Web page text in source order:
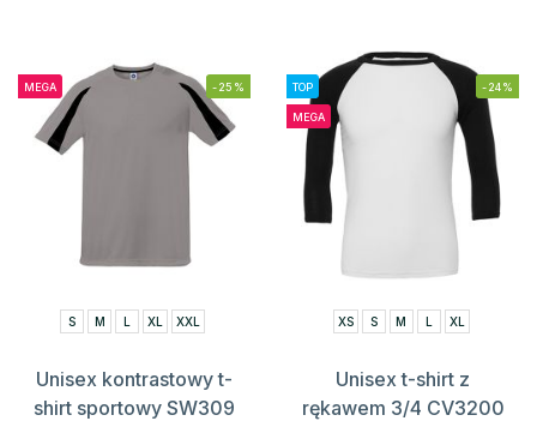
MEGA -25%
S M L XL XXL
Unisex kontrastowy t-
shirt sportowy SW309
TOP
MEGA
-24%
XS S M L XL
Unisex t-shirt z
rękawem 3/4 CV3200